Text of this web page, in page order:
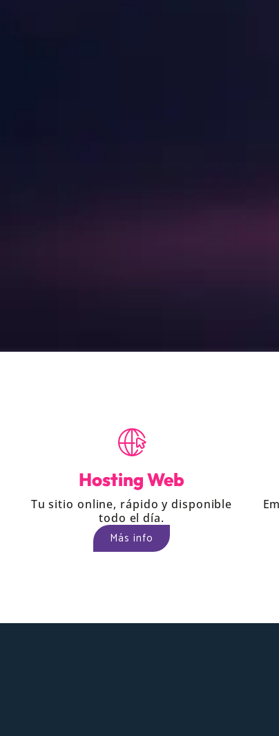
Hosting Web
Tu sitio online, rápido y disponible
todo el día.
Más info